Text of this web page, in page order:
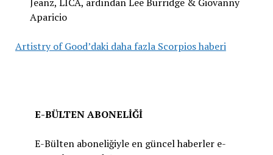
Aparicio
Artistry of Good’daki daha fazla Scorpios haberi
⁠E-BÜLTEN ABONELİĞİ
E-Bülten aboneliğiyle en güncel haberler e-